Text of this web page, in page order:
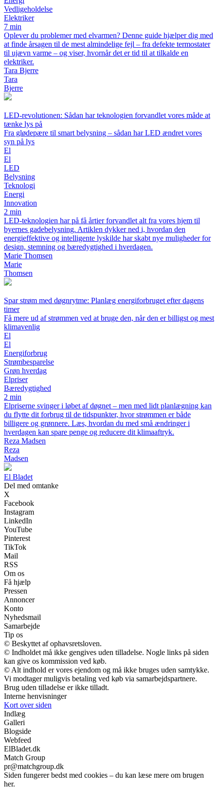
Vedligeholdelse
Elektriker
7 min
Oplever du problemer med elvarmen? Denne guide hjælper dig med
at finde årsagen til de mest almindelige fejl – fra defekte termostater
til ujævn varme – og viser, hvornår det er tid til at tilkalde en
elektriker.
Tara Bjerre
Tara
Bjerre
LED-revolutionen: Sådan har teknologien forvandlet vores måde at
tænke lys på
Fra glødepære til smart belysning – sådan har LED ændret vores
syn på lys
El
El
LED
Belysning
Teknologi
Energi
Innovation
2 min
LED-teknologien har på få årtier forvandlet alt fra vores hjem til
byernes gadebelysning. Artiklen dykker ned i, hvordan den
energieffektive og intelligente lyskilde har skabt nye muligheder for
design, stemning og bæredygtighed i hverdagen.
Marie Thomsen
Marie
Thomsen
Spar strøm med døgnrytme: Planlæg energiforbruget efter dagens
timer
Få mere ud af strømmen ved at bruge den, når den er billigst og mest
klimavenlig
El
El
Energiforbrug
Strømbesparelse
Grøn hverdag
Elpriser
Bæredygtighed
2 min
Elpriserne svinger i løbet af døgnet – men med lidt planlægning kan
du flytte dit forbrug til de tidspunkter, hvor strømmen er både
billigere og grønnere. Læs, hvordan du med små ændringer i
hverdagen kan spare penge og reducere dit klimaaftryk.
Reza Madsen
Reza
Madsen
El Bladet
Del med omtanke
X
Facebook
Instagram
LinkedIn
YouTube
Pinterest
TikTok
Mail
RSS
Om os
Få hjælp
Pressen
Annoncer
Konto
Nyhedsmail
Samarbejde
Tip os
© Beskyttet af ophavsretsloven.
© Indholdet må ikke gengives uden tilladelse. Nogle links på siden
kan give os kommission ved køb.
© Alt indhold er vores ejendom og må ikke bruges uden samtykke.
Vi modtager muligvis betaling ved køb via samarbejdspartnere.
Brug uden tilladelse er ikke tilladt.
Interne henvisninger
Kort over siden
Indlæg
Galleri
Blogside
Webfeed
ElBladet.dk
Match Group
pr@matchgroup.dk
Siden fungerer bedst med cookies – du kan læse mere om brugen
her.